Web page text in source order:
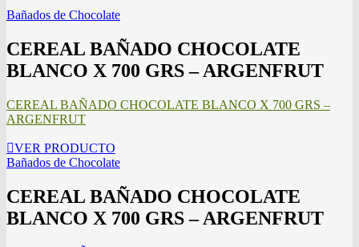
Bañados de Chocolate
CEREAL BAÑADO CHOCOLATE
BLANCO X 700 GRS – ARGENFRUT
CEREAL BAÑADO CHOCOLATE BLANCO X 700 GRS –
ARGENFRUT
VER PRODUCTO
Bañados de Chocolate
CEREAL BAÑADO CHOCOLATE
BLANCO X 700 GRS – ARGENFRUT